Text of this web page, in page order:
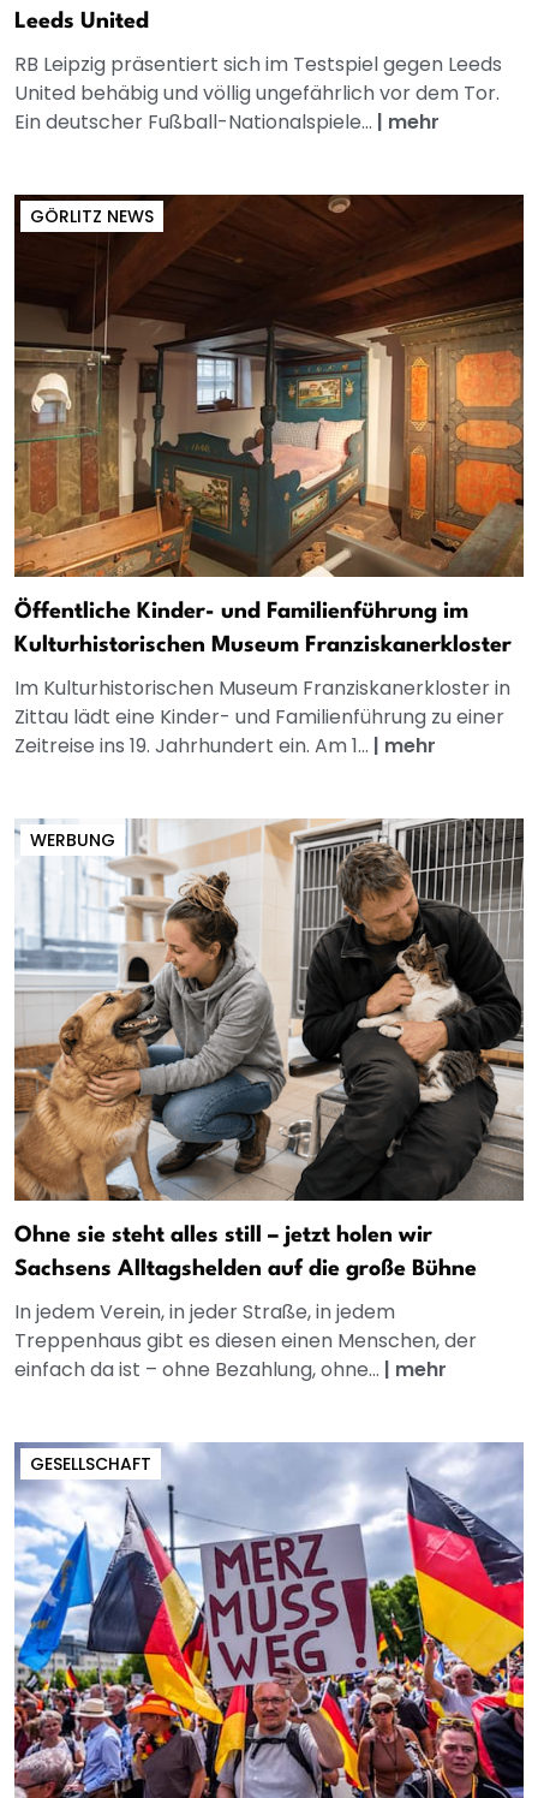
Leeds United
RB Leipzig präsentiert sich im Testspiel gegen Leeds
United behäbig und völlig ungefährlich vor dem Tor.
Ein deutscher Fußball-Nationalspiele... | mehr
GÖRLITZ NEWS
Öffentliche Kinder- und Familienführung im
Kulturhistorischen Museum Franziskanerkloster
Im Kulturhistorischen Museum Franziskanerkloster in
Zittau lädt eine Kinder- und Familienführung zu einer
Zeitreise ins 19. Jahrhundert ein. Am 1... | mehr
WERBUNG
Ohne sie steht alles still – jetzt holen wir
Sachsens Alltagshelden auf die große Bühne
In jedem Verein, in jeder Straße, in jedem
Treppenhaus gibt es diesen einen Menschen, der
einfach da ist – ohne Bezahlung, ohne... | mehr
GESELLSCHAFT